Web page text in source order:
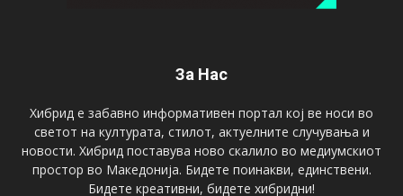
За Нас
Хибрид е забавно информативен портал кој ве носи во
светот на културата, стилот, актуелните случувања и
новости. Хибрид поставува ново скалило во медиумскиот
простор во Македонија. Бидете поинакви, единствени.
Бидете креативни, бидете хибридни!